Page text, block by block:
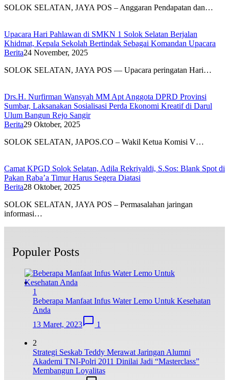
SOLOK SELATAN, JAYA POS – Anggaran Pendapatan dan…
Upacara Hari Pahlawan di SMKN 1 Solok Selatan Berjalan
Khidmat, Kepala Sekolah Bertindak Sebagai Komandan Upacara
Berita24 November, 2025
SOLOK SELATAN, JAYA POS — Upacara peringatan Hari…
Drs.H. Nurfirman Wansyah MM Apt Anggota DPRD Provinsi
Sumbar, Laksanakan Sosialisasi Perda Ekonomi Kreatif di Darul
Ulum Bangun Rejo Sangir
Berita29 Oktober, 2025
SOLOK SELATAN, JAPOS.CO – Wakil Ketua Komisi V…
Camat KPGD Solok Selatan, Adila Rekriyaldi, S.Sos: Blank Spot di
Pakan Raba’a Timur Harus Segera Diatasi
Berita28 Oktober, 2025
SOLOK SELATAN, JAYA POS – Permasalahan jaringan
informasi…
Populer Posts
1
Beberapa Manfaat Infus Water Lemo Untuk Kesehatan
Anda
13 Maret, 2023
1
2
Strategi Seskab Teddy Merawat Jaringan Alumni
Akademi TNI-Polri 2011 Dinilai Jadi “Masterclass”
Membangun Loyalitas